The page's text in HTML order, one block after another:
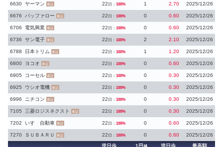
6630 ヤーマン 東証 22 日： 100% 1 2.70 2025/12/26
6676 バッファロー 東証 22 日： 100% 0 0.60 2025/12/26
6706 電気興業 東証 22 日： 100% 0 0.60 2025/12/26
6736 サン電子 東証 22 日： 100% 2 2.10 2025/12/26
6788 日本トリム 東証 22 日： 100% 1 1.20 2025/12/26
6800 ヨコオ 東証 22 日： 100% 0 0.60 2025/12/26
6905 コーセル 東証 22 日： 100% 0 0.30 2025/12/26
6925 ウシオ電機 東証 22 日： 100% 0 0.30 2025/12/26
6996 ニチコン 東証 22 日： 100% 0 0.30 2025/12/26
7105 三菱ロジスネクスト 東証 22 日： 100% 0 0.30 2025/12/26
7202 いすゞ自動車 東証 22 日： 100% 0 0.60 2025/12/26
7270 ＳＵＢＡＲＵ 東証 22 日： 100% 0 0.60 2025/12/26
逆日歩 1円 逆日歩 最高額